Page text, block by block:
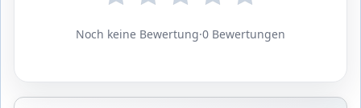
Noch keine Bewertung·0 Bewertungen